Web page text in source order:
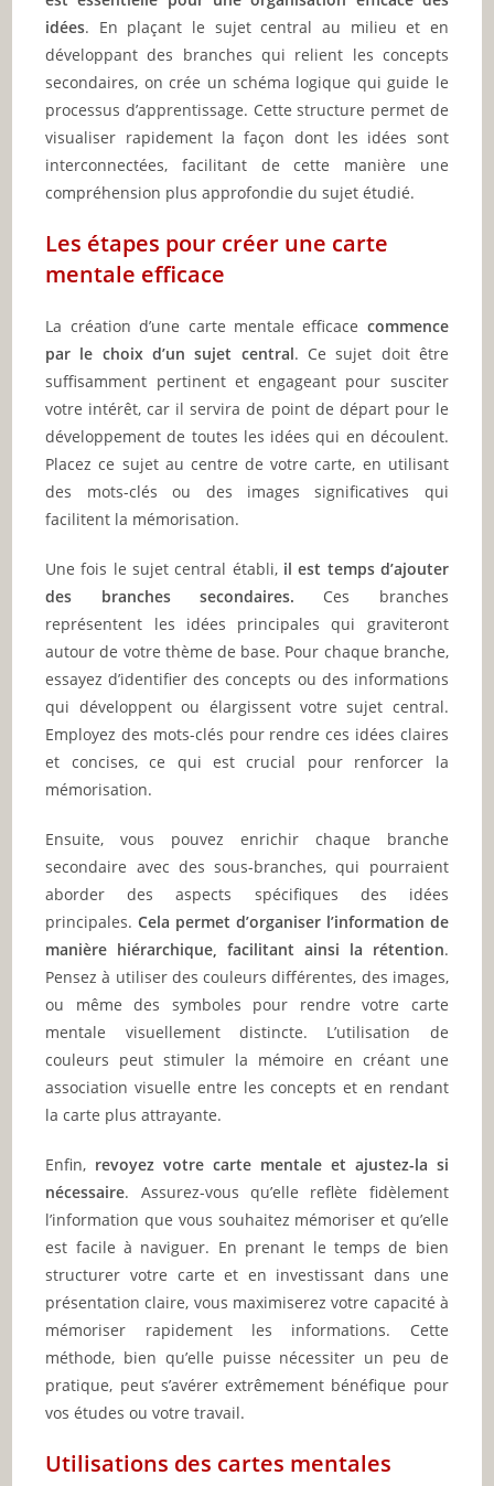
idées. En plaçant le sujet central au milieu et en
développant des branches qui relient les concepts
secondaires, on crée un schéma logique qui guide le
processus d’apprentissage. Cette structure permet de
visualiser rapidement la façon dont les idées sont
interconnectées, facilitant de cette manière une
compréhension plus approfondie du sujet étudié.
Les étapes pour créer une carte
mentale efficace
La création d’une carte mentale efficace commence
par le choix d’un sujet central. Ce sujet doit être
suffisamment pertinent et engageant pour susciter
votre intérêt, car il servira de point de départ pour le
développement de toutes les idées qui en découlent.
Placez ce sujet au centre de votre carte, en utilisant
des mots-clés ou des images significatives qui
facilitent la mémorisation.
Une fois le sujet central établi, il est temps d’ajouter
des branches secondaires. Ces branches
représentent les idées principales qui graviteront
autour de votre thème de base. Pour chaque branche,
essayez d’identifier des concepts ou des informations
qui développent ou élargissent votre sujet central.
Employez des mots-clés pour rendre ces idées claires
et concises, ce qui est crucial pour renforcer la
mémorisation.
Ensuite, vous pouvez enrichir chaque branche
secondaire avec des sous-branches, qui pourraient
aborder des aspects spécifiques des idées
principales.Cela permet d’organiser l’information de
manière hiérarchique, facilitant ainsi la rétention.
Pensez à utiliser des couleurs différentes, des images,
ou même des symboles pour rendre votre carte
mentale visuellement distincte. L’utilisation de
couleurs peut stimuler la mémoire en créant une
association visuelle entre les concepts et en rendant
la carte plus attrayante.
Enfin, revoyez votre carte mentale et ajustez-la si
nécessaire. Assurez-vous qu’elle reflète fidèlement
l’information que vous souhaitez mémoriser et qu’elle
est facile à naviguer. En prenant le temps de bien
structurer votre carte et en investissant dans une
présentation claire, vous maximiserez votre capacité à
mémoriser rapidement les informations. Cette
méthode, bien qu’elle puisse nécessiter un peu de
pratique, peut s’avérer extrêmement bénéfique pour
vos études ou votre travail.
Utilisations des cartes mentales